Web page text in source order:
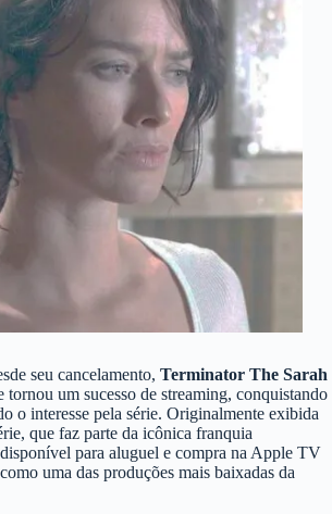
seu cancelamento, Terminator The Sarah
tornou um sucesso de streaming, conquistando
o interesse pela série. Originalmente exibida
que faz parte da icônica franquia
para aluguel e compra na Apple TV
uma das produções mais baixadas da